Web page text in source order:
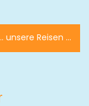
unsere Reisen …